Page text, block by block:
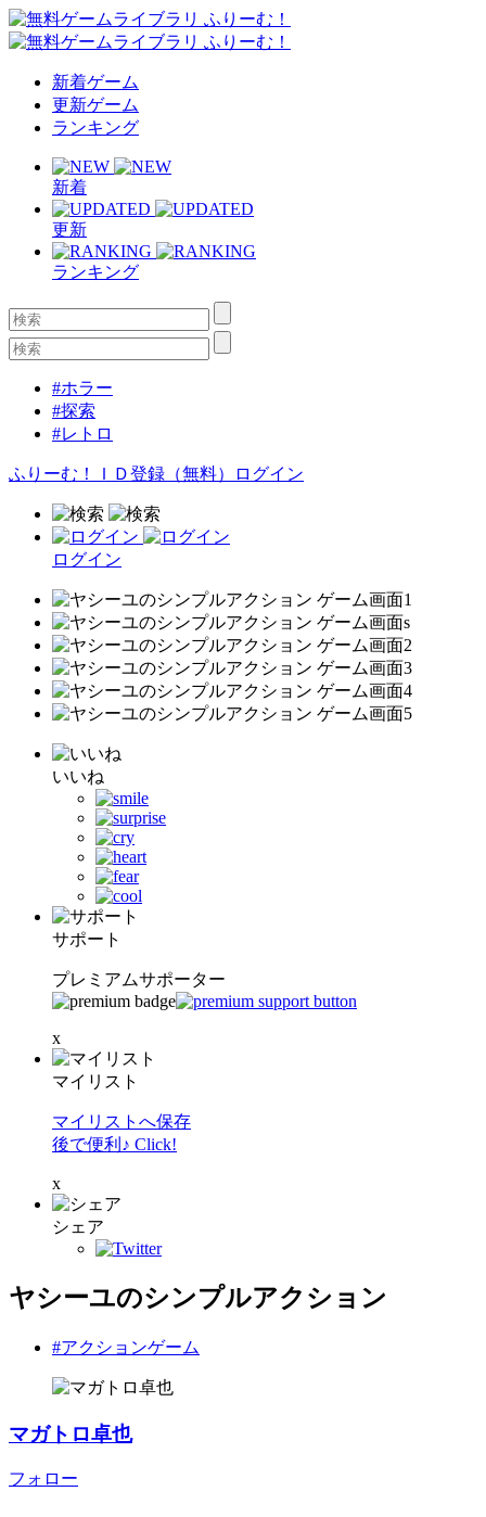
新着ゲーム
更新ゲーム
ランキング
新着
更新
ランキング
#ホラー
#探索
#レトロ
ふりーむ！ＩＤ登録（無料） ログイン
ログイン
いいね
サポート
プレミアムサポーター
x
マイリスト
マイリストへ保存
後で便利♪ Click!
x
シェア
ヤシーユのシンプルアクション
#アクションゲーム
マガトロ卓也
フォロー